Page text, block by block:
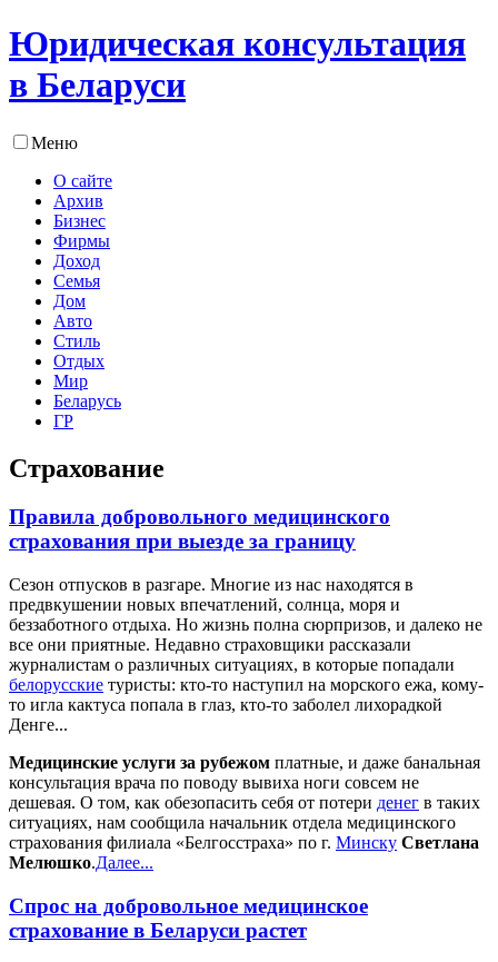
Юридическая консультация
в Беларуси
Меню
О сайте
Архив
Бизнес
Фирмы
Доход
Семья
Дом
Авто
Стиль
Отдых
Мир
Беларусь
ГР
Страхование
Правила добровольного медицинского
страхования при выезде за границу
Сезон отпусков в разгаре. Многие из нас находятся в
предвкушении новых впечатлений, солнца, моря и
беззаботного отдыха. Но жизнь полна сюрпризов, и далеко не
все они приятные. Недавно страховщики рассказали
журналистам о различных ситуациях, в которые попадали
белорусские туристы: кто-то наступил на морского ежа, кому-
то игла кактуса попала в глаз, кто-то заболел лихорадкой
Денге...
Медицинские услуги за рубежом платные, и даже банальная
консультация врача по поводу вывиха ноги совсем не
дешевая. О том, как обезопасить себя от потери денег в таких
ситуациях, нам сообщила начальник отдела медицинского
страхования филиала «Белгосстраха» по г. Минску Светлана
Мелюшко.Далее...
Спрос на добровольное медицинское
страхование в Беларуси растет